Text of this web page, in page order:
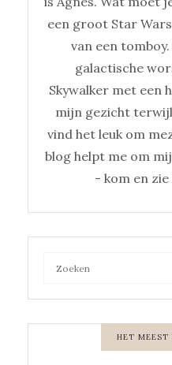
een groot Star
van een
galactische
Skywalker met een
mijn gezicht
vind het leuk om
blog helpt me om
- kom en
HET MEEST